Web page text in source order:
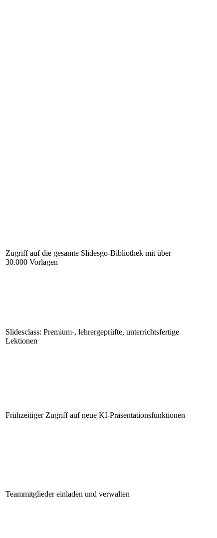
Zugriff auf die gesamte Slidesgo-Bibliothek mit über
30.000 Vorlagen
Slidesclass: Premium-, lehrergeprüfte, unterrichtsfertige
Lektionen
Frühzeitiger Zugriff auf neue KI-Präsentationsfunktionen
Teammitglieder einladen und verwalten